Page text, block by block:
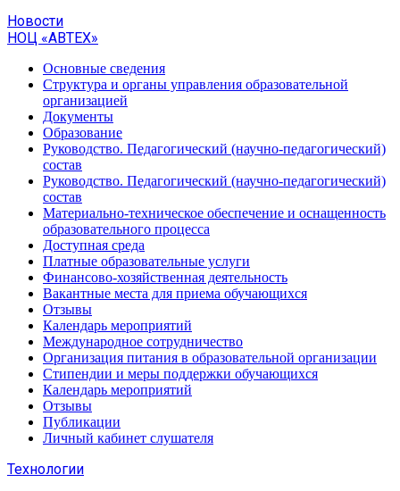
Новости
НОЦ «АВТЕХ»
Основные сведения
Структура и органы управления образовательной
организацией
Документы
Образование
Руководство. Педагогический (научно-педагогический)
состав
Руководство. Педагогический (научно-педагогический)
состав
Материально-техническое обеспечение и оснащенность
образовательного процесса
Доступная среда
Платные образовательные услуги
Финансово-хозяйственная деятельность
Вакантные места для приема обучающихся
Отзывы
Календарь мероприятий
Международное сотрудничество
Организация питания в образовательной организации
Стипендии и меры поддержки обучающихся
Календарь мероприятий
Отзывы
Публикации
Личный кабинет слушателя
Технологии